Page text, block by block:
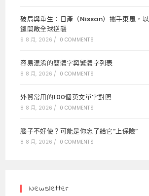
破局與重生：日產（Nissan）攜手東風，
鏈開啟全球逆襲
9 8 月, 2026 / 0 COMMENTS
容易混淆的簡體字與繁體字列表
8 8 月, 2026 / 0 COMMENTS
外貿常用的100個英文單字對照
8 8 月, 2026 / 0 COMMENTS
腦子不好使？可能是你忘了給它“上保險”
8 8 月, 2026 / 0 COMMENTS
Newsletter